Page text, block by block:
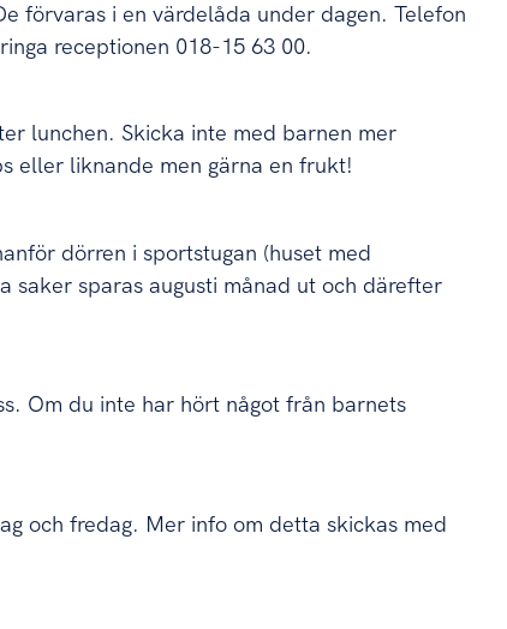
förvaras i en värdelåda under dagen. Telefon
receptionen 018-15 63 00.
lunchen. Skicka inte med barnen mer
eller liknande men gärna en frukt!
dörren i sportstugan (huset med
saker sparas augusti månad ut och därefter
Om du inte har hört något från barnets
och fredag. Mer info om detta skickas med